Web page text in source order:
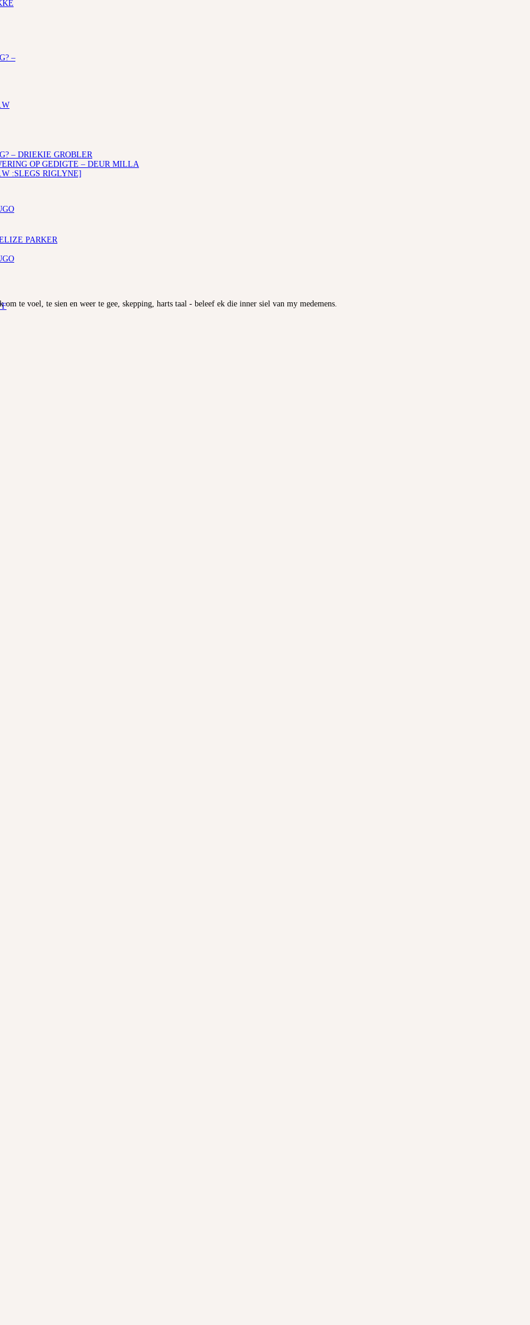
–
– DRIEKIE GROBLER
OP GEDIGTE – DEUR MILLA
:SLEGS RIGLYNE]
PARKER
te voel, te sien en weer te gee, skepping, harts taal - beleef ek die inner siel van my medemens.